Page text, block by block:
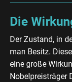
Die
Der Zustand, in
man Besitz.
eine große
Nobelpreisträger